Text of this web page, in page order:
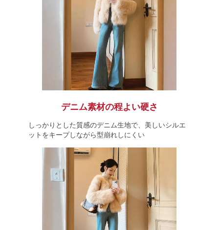
デニム素材の程よい硬さ
しっかりとした質感のデニム生地で、美しいシルエ
ットをキープしながら型崩れしにくい